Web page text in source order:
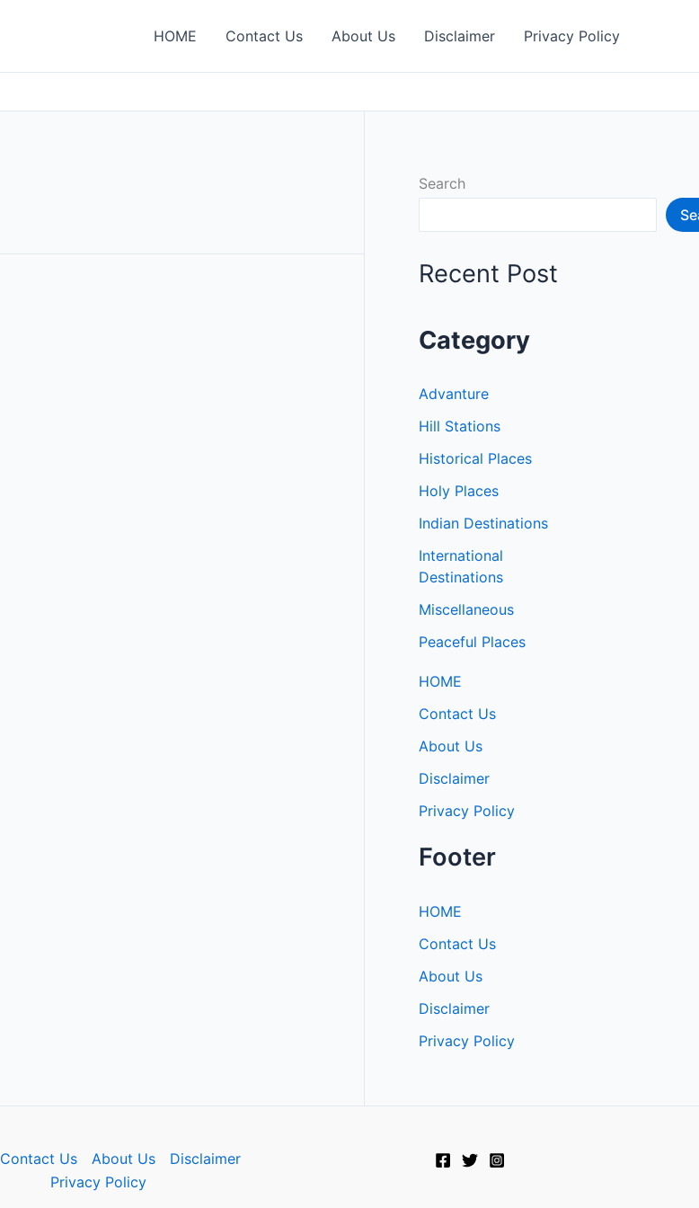
HOME Contact Us About Us Disclaimer Privacy Policy
Search
Recent Post
Category
Advanture
Hill Stations
Historical Places
Holy Places
Indian Destinations
International
Destinations
Miscellaneous
Peaceful Places
HOME
Contact Us
About Us
Disclaimer
Privacy Policy
Footer
HOME
Contact Us
About Us
Disclaimer
Privacy Policy
Contact Us About Us
Disclaimer
Privacy Policy